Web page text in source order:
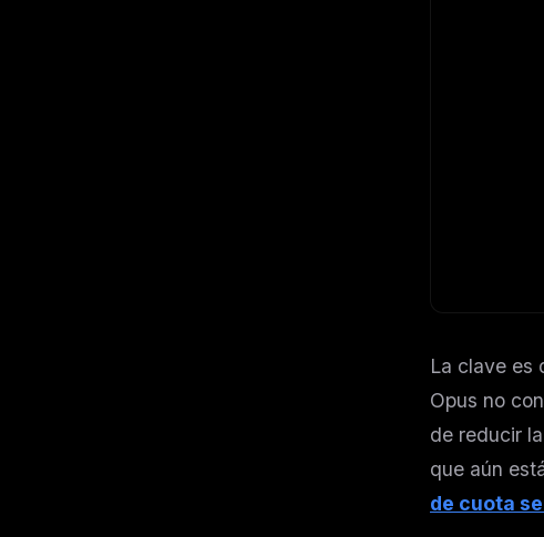
La clave es
Opus no
de reducir
que aún
de cuota
MCP